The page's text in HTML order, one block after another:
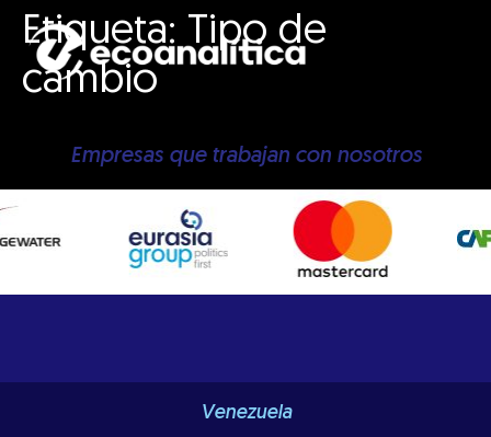
Etiqueta: Tipo de
cambio
Empresas que trabajan con nosotros
Venezuela